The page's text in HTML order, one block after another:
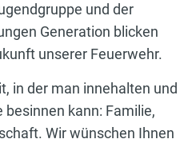
und der
Generation blicken
unserer Feuerwehr.
in der man innehalten und
kann: Familie,
Wir wünschen Ihnen